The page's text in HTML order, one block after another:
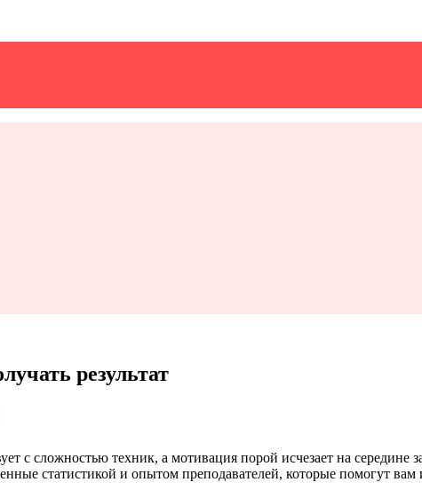
результат
с сложностью техник, а мотивация порой исчезает на середине
статистикой и опытом преподавателей, которые помогут